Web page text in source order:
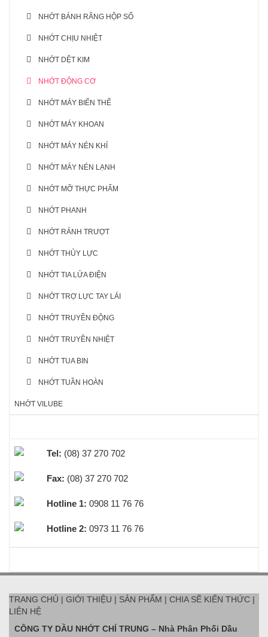
NHỚT BÁNH RĂNG HỘP SỐ
NHỚT CHỊU NHIỆT
NHỚT DỆT KIM
NHỚT ĐỘNG CƠ
NHỚT MÁY BIẾN THẾ
NHỚT MÁY KHOAN
NHỚT MÁY NÉN KHÍ
NHỚT MÁY NÉN LẠNH
NHỚT MỠ THỰC PHẨM
NHỚT PHANH
NHỚT RẢNH TRƯỢT
NHỚT THỦY LỰC
NHỚT TIA LỬA ĐIỆN
NHỚT TRỢ LỰC TAY LÁI
NHỚT TRUYỀN ĐỘNG
NHỚT TRUYỀN NHIỆT
NHỚT TUA BIN
NHỚT TUẦN HOÀN
NHỚT VILUBE
Tel: (08) 37 270 702
Fax: (08) 37 270 702
Hotline 1: 0908 11 76 76
Hotline 2: 0973 11 76 76
TRANG CHỦ | GIỚI THIỆU | SẢN PHẨM | CHIA SẼ KIẾN THỨC |
LIÊN HỆ
CÔNG TY DẦU NHỚT CHÍ TRUNG – Nhà Phân Phối Dầu